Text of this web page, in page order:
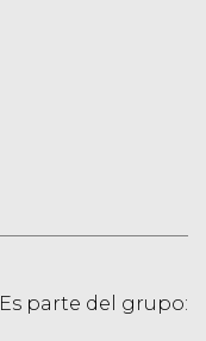
Es parte del grupo: